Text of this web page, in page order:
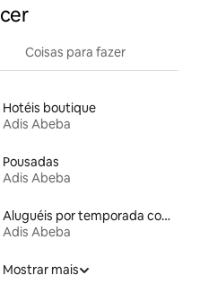
Coisas para fazer
Hotéis boutique
Adis Abeba
Pousadas
Adis Abeba
Aluguéis por temporada com sauna
Adis Abeba
Mostrar mais